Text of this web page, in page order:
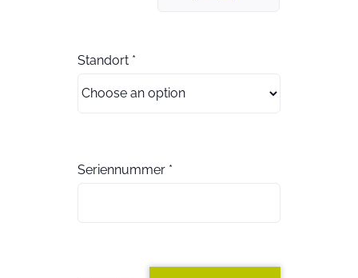
Standort *
Seriennummer *